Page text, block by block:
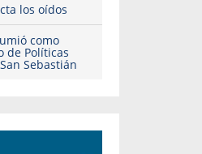
los oídos
como
de Políticas
Sebastián